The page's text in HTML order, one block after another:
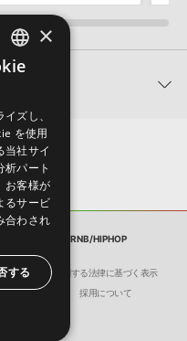
いファンキーなサウンドに
GOLD: SYNTH RNB/HIPHOP
特定商取引に関する法律に基づく表示
保護について 採用について
ENGLISH
×
ズし、
を使用
当社サイ
析パート
お客様が
るサービ
合わされ
する